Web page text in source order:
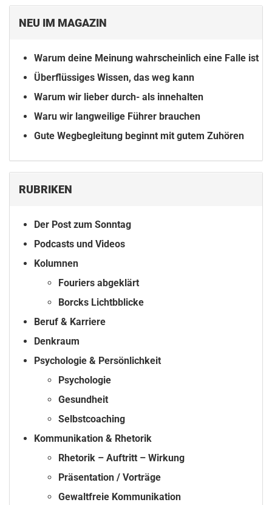
NEU IM MAGAZIN
Warum deine Meinung wahrscheinlich eine Falle ist
Überflüssiges Wissen, das weg kann
Warum wir lieber durch- als innehalten
Waru wir langweilige Führer brauchen
Gute Wegbegleitung beginnt mit gutem Zuhören
RUBRIKEN
Der Post zum Sonntag
Podcasts und Videos
Kolumnen
Fouriers abgeklärt
Borcks Lichtbblicke
Beruf & Karriere
Denkraum
Psychologie & Persönlichkeit
Psychologie
Gesundheit
Selbstcoaching
Kommunikation & Rhetorik
Rhetorik – Auftritt – Wirkung
Präsentation / Vorträge
Gewaltfreie Kommunikation